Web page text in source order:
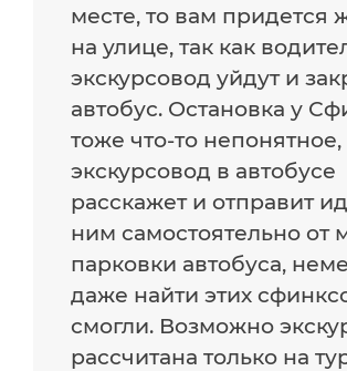
месте, то вам придется
на улице, так как
экскурсовод уйдут и
автобус. Остановка у
тоже что-то непонятное,
экскурсовод в автобусе
расскажет и отправит
ним самостоятельно от
парковки автобуса,
даже найти этих
смогли. Возможно
рассчитана только на